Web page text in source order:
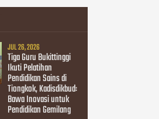
JUL 26, 2026
Tiga Guru Bukittinggi
Ikuti Pelatihan
Pendidikan Sains di
Tiongkok, Kadisdikbud:
Bawa Inovasi untuk
Pendidikan Gemilang